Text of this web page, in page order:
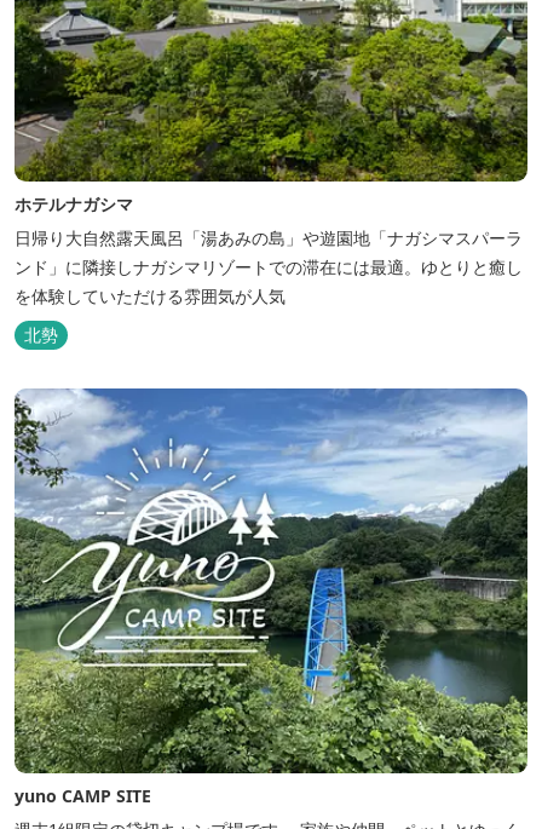
ホテルナガシマ
日帰り大自然露天風呂「湯あみの島」や遊園地「ナガシマスパーラ
ンド」に隣接しナガシマリゾートでの滞在には最適。ゆとりと癒し
を体験していただける雰囲気が人気
北勢
yuno CAMP SITE